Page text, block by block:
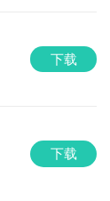
下载
下载